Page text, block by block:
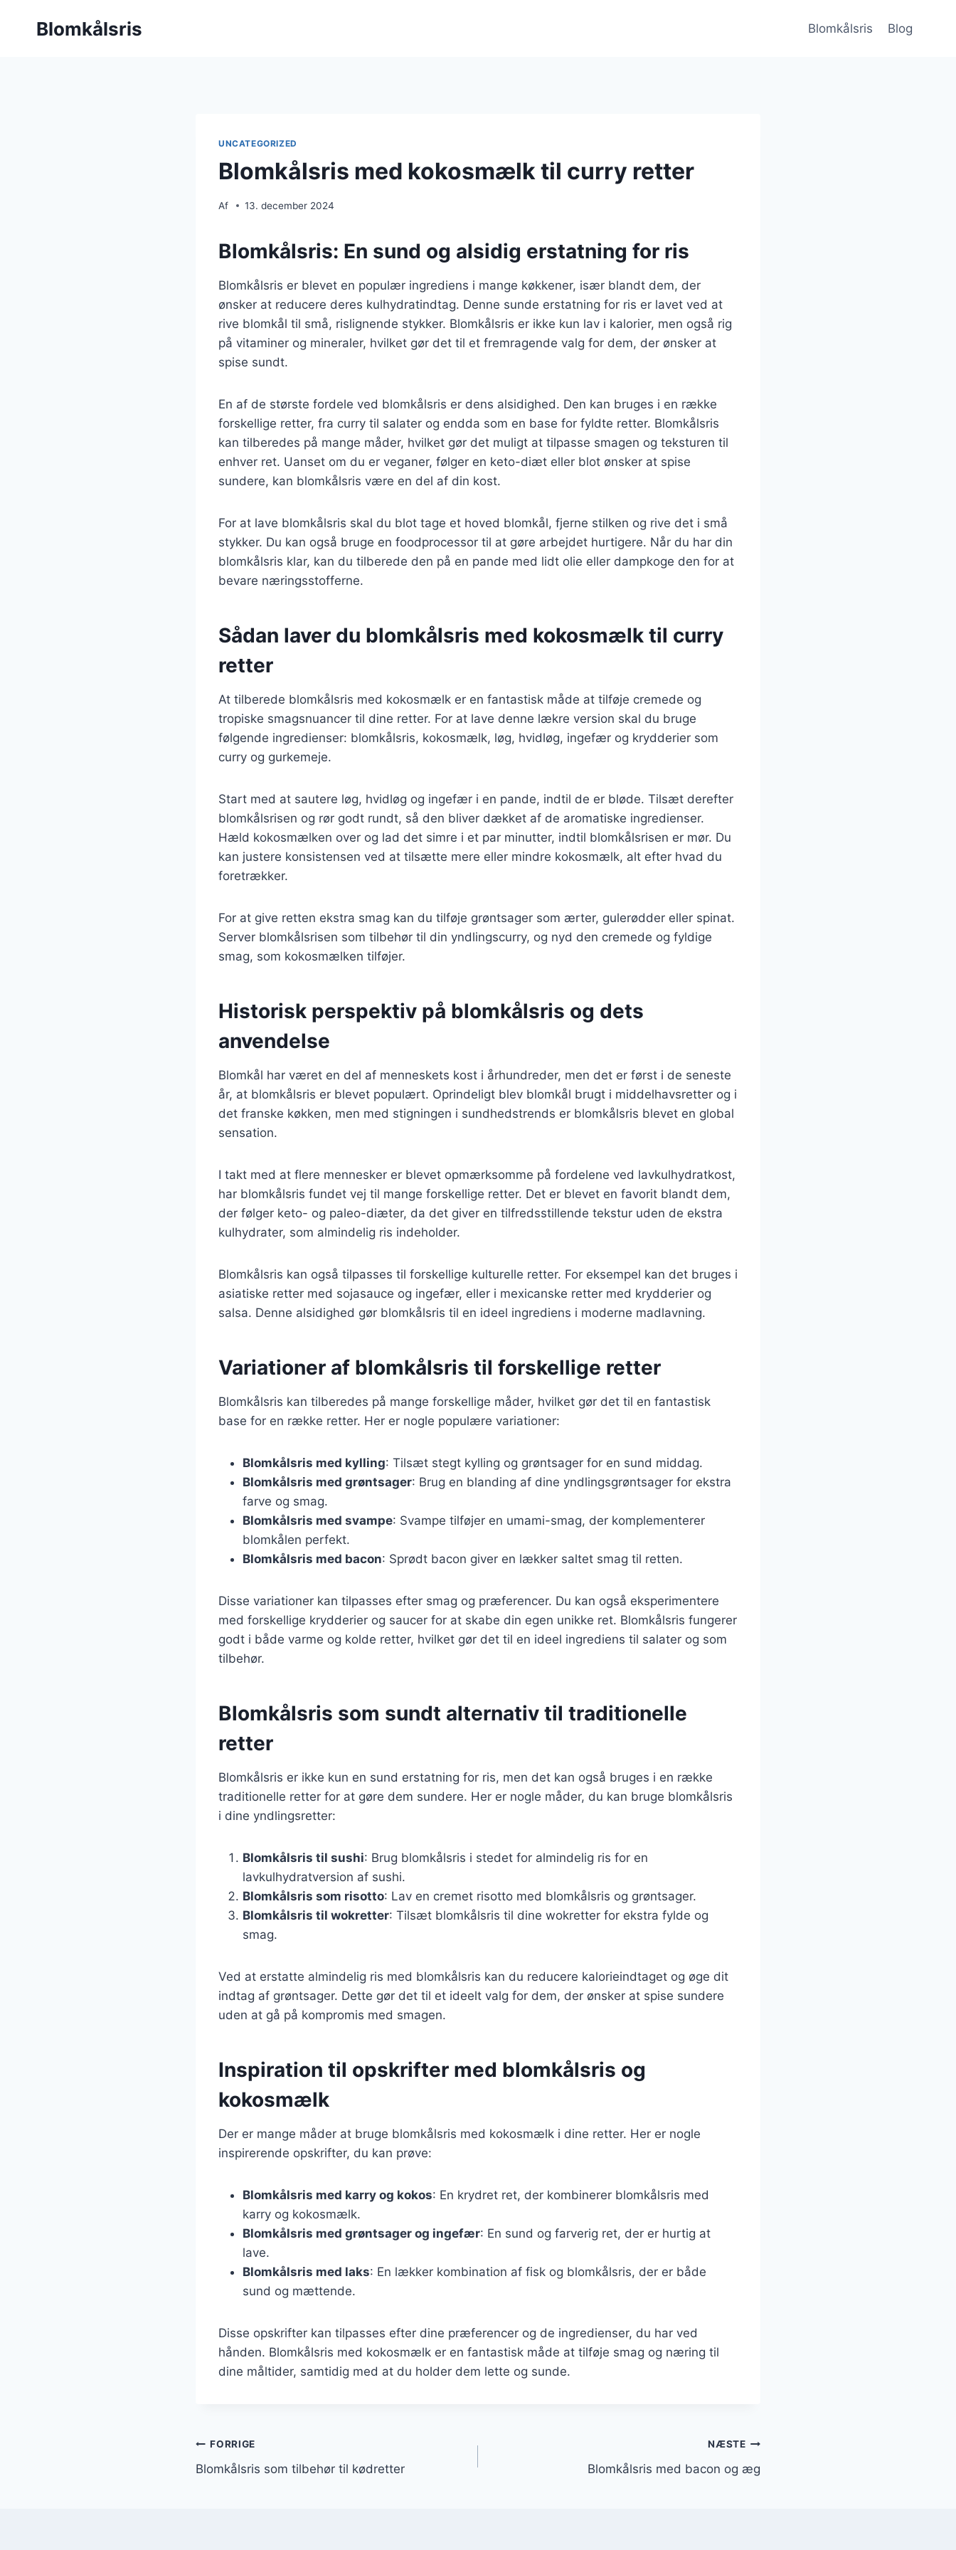
Blomkålsris Blomkålsris Blog
UNCATEGORIZED
Blomkålsris med kokosmælk til curry retter
Af 13. december 2024
Blomkålsris: En sund og alsidig erstatning for ris
Blomkålsris er blevet en populær ingrediens i mange køkkener, især blandt dem, der
ønsker at reducere deres kulhydratindtag. Denne sunde erstatning for ris er lavet ved at
rive blomkål til små, rislignende stykker. Blomkålsris er ikke kun lav i kalorier, men også rig
på vitaminer og mineraler, hvilket gør det til et fremragende valg for dem, der ønsker at
spise sundt.
En af de største fordele ved blomkålsris er dens alsidighed. Den kan bruges i en række
forskellige retter, fra curry til salater og endda som en base for fyldte retter. Blomkålsris
kan tilberedes på mange måder, hvilket gør det muligt at tilpasse smagen og teksturen til
enhver ret. Uanset om du er veganer, følger en keto-diæt eller blot ønsker at spise
sundere, kan blomkålsris være en del af din kost.
For at lave blomkålsris skal du blot tage et hoved blomkål, fjerne stilken og rive det i små
stykker. Du kan også bruge en foodprocessor til at gøre arbejdet hurtigere. Når du har din
blomkålsris klar, kan du tilberede den på en pande med lidt olie eller dampkoge den for at
bevare næringsstofferne.
Sådan laver du blomkålsris med kokosmælk til curry
retter
At tilberede blomkålsris med kokosmælk er en fantastisk måde at tilføje cremede og
tropiske smagsnuancer til dine retter. For at lave denne lækre version skal du bruge
følgende ingredienser: blomkålsris, kokosmælk, løg, hvidløg, ingefær og krydderier som
curry og gurkemeje.
Start med at sautere løg, hvidløg og ingefær i en pande, indtil de er bløde. Tilsæt derefter
blomkålsrisen og rør godt rundt, så den bliver dækket af de aromatiske ingredienser.
Hæld kokosmælken over og lad det simre i et par minutter, indtil blomkålsrisen er mør. Du
kan justere konsistensen ved at tilsætte mere eller mindre kokosmælk, alt efter hvad du
foretrækker.
For at give retten ekstra smag kan du tilføje grøntsager som ærter, gulerødder eller spinat.
Server blomkålsrisen som tilbehør til din yndlingscurry, og nyd den cremede og fyldige
smag, som kokosmælken tilføjer.
Historisk perspektiv på blomkålsris og dets
anvendelse
Blomkål har været en del af menneskets kost i århundreder, men det er først i de seneste
år, at blomkålsris er blevet populært. Oprindeligt blev blomkål brugt i middelhavsretter og i
det franske køkken, men med stigningen i sundhedstrends er blomkålsris blevet en global
sensation.
I takt med at flere mennesker er blevet opmærksomme på fordelene ved lavkulhydratkost,
har blomkålsris fundet vej til mange forskellige retter. Det er blevet en favorit blandt dem,
der følger keto- og paleo-diæter, da det giver en tilfredsstillende tekstur uden de ekstra
kulhydrater, som almindelig ris indeholder.
Blomkålsris kan også tilpasses til forskellige kulturelle retter. For eksempel kan det bruges i
asiatiske retter med sojasauce og ingefær, eller i mexicanske retter med krydderier og
salsa. Denne alsidighed gør blomkålsris til en ideel ingrediens i moderne madlavning.
Variationer af blomkålsris til forskellige retter
Blomkålsris kan tilberedes på mange forskellige måder, hvilket gør det til en fantastisk
base for en række retter. Her er nogle populære variationer:
Blomkålsris med kylling: Tilsæt stegt kylling og grøntsager for en sund middag.
Blomkålsris med grøntsager: Brug en blanding af dine yndlingsgrøntsager for ekstra
farve og smag.
Blomkålsris med svampe: Svampe tilføjer en umami-smag, der komplementerer
blomkålen perfekt.
Blomkålsris med bacon: Sprødt bacon giver en lækker saltet smag til retten.
Disse variationer kan tilpasses efter smag og præferencer. Du kan også eksperimentere
med forskellige krydderier og saucer for at skabe din egen unikke ret. Blomkålsris fungerer
godt i både varme og kolde retter, hvilket gør det til en ideel ingrediens til salater og som
tilbehør.
Blomkålsris som sundt alternativ til traditionelle
retter
Blomkålsris er ikke kun en sund erstatning for ris, men det kan også bruges i en række
traditionelle retter for at gøre dem sundere. Her er nogle måder, du kan bruge blomkålsris
i dine yndlingsretter:
Blomkålsris til sushi: Brug blomkålsris i stedet for almindelig ris for en
lavkulhydratversion af sushi.
Blomkålsris som risotto: Lav en cremet risotto med blomkålsris og grøntsager.
Blomkålsris til wokretter: Tilsæt blomkålsris til dine wokretter for ekstra fylde og
smag.
Ved at erstatte almindelig ris med blomkålsris kan du reducere kalorieindtaget og øge dit
indtag af grøntsager. Dette gør det til et ideelt valg for dem, der ønsker at spise sundere
uden at gå på kompromis med smagen.
Inspiration til opskrifter med blomkålsris og
kokosmælk
Der er mange måder at bruge blomkålsris med kokosmælk i dine retter. Her er nogle
inspirerende opskrifter, du kan prøve:
Blomkålsris med karry og kokos: En krydret ret, der kombinerer blomkålsris med
karry og kokosmælk.
Blomkålsris med grøntsager og ingefær: En sund og farverig ret, der er hurtig at
lave.
Blomkålsris med laks: En lækker kombination af fisk og blomkålsris, der er både
sund og mættende.
Disse opskrifter kan tilpasses efter dine præferencer og de ingredienser, du har ved
hånden. Blomkålsris med kokosmælk er en fantastisk måde at tilføje smag og næring til
dine måltider, samtidig med at du holder dem lette og sunde.
Indlægsnavigation
FORRIGE
Blomkålsris som tilbehør til kødretter
NÆSTE
Blomkålsris med bacon og æg